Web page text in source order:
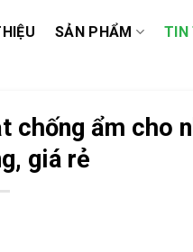
SẢN PHẨM TIN
chống ẩm cho
giá rẻ